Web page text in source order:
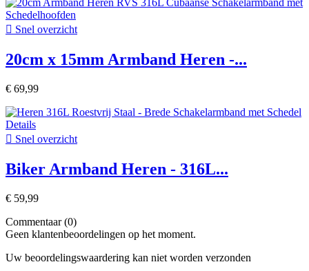
 Snel overzicht
20cm x 15mm Armband Heren -...
€ 69,99
 Snel overzicht
Biker Armband Heren - 316L...
€ 59,99
Commentaar (0)
Geen klantenbeoordelingen op het moment.
Uw beoordelingswaardering kan niet worden verzonden